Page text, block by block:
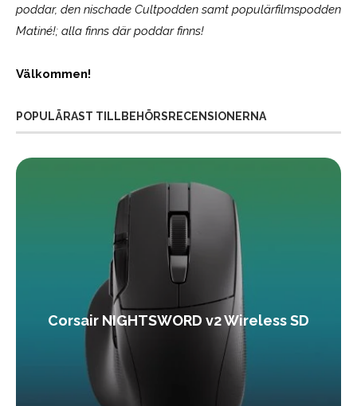
poddar, den nischade Cultpodden samt populärfilmspodden
Matiné!; alla finns där poddar finns!
Välkommen!
POPULÄRAST TILLBEHÖRSRECENSIONERNA
Corsair NIGHTSWORD v2 Wireless SD